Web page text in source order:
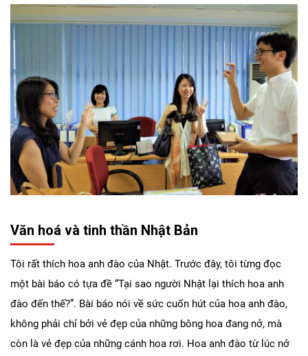
Văn hoá và tinh thần Nhật Bản
Tôi rất thích hoa anh đào của Nhật. Trước đây, tôi từng đọc
một bài báo có tựa đề “Tại sao người Nhật lại thích hoa anh
đào đến thế?”. Bài báo nói về sức cuốn hút của hoa anh đào,
không phải chỉ bởi vẻ đẹp của những bông hoa đang nở, mà
còn là vẻ đẹp của những cánh hoa rơi. Hoa anh đào từ lúc nở